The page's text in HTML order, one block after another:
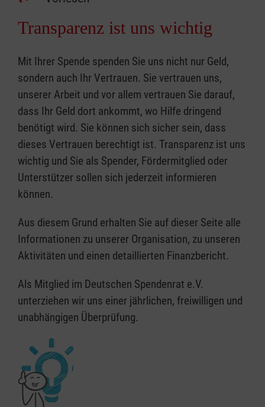
Transparenz ist uns wichtig
Mit Ihrer Spende spenden Sie uns nicht nur Geld,
sondern auch Ihr Vertrauen. Sie vertrauen uns,
unserer Arbeit und vor allem vertrauen Sie darauf,
dass Ihr Geld dort ankommt, wo Hilfe dringend
benötigt wird. Sie können sich sicher sein, dass
dieses Vertrauen berechtigt ist. Transparenz ist uns
wichtig und Sie als Spender, Fördermitglied oder
Unterstützer sollen sich jederzeit informieren
können.
Aus diesem Grund erhalten Sie auf dieser Seite alle
Informationen zu unserer Organisation, zu unseren
Aktivitäten und einen detaillierten Finanzbericht.
Als Mitglied im Deutschen Spendenrat e.V.
unterziehen wir uns einer jährlichen, freiwilligen und
unabhängigen Überprüfung.